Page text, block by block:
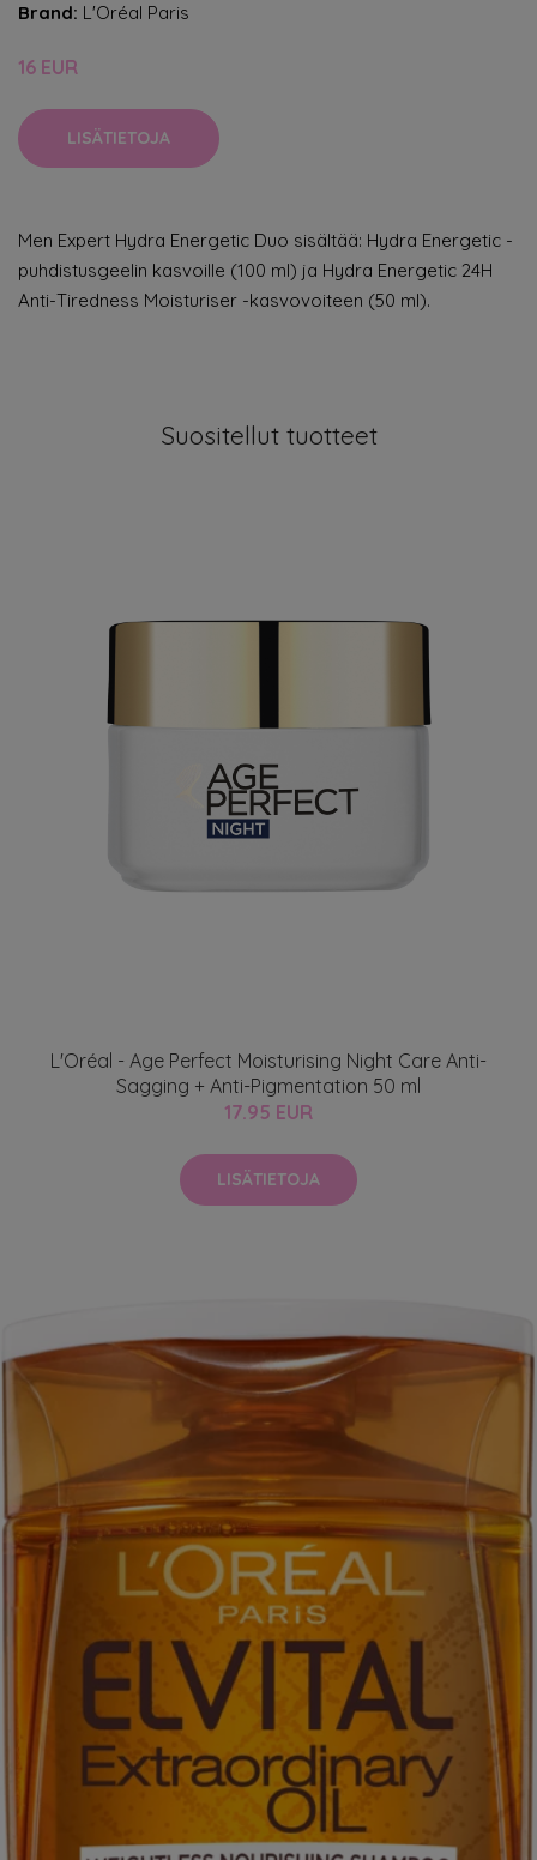
Brand: L'Oréal Paris
16 EUR
LISÄTIETOJA
Men Expert Hydra Energetic Duo sisältää: Hydra Energetic -
puhdistusgeelin kasvoille (100 ml) ja Hydra Energetic 24H
Anti-Tiredness Moisturiser -kasvovoiteen (50 ml).
Suositellut tuotteet
L'Oréal - Age Perfect Moisturising Night Care Anti-
Sagging + Anti-Pigmentation 50 ml
17.95 EUR
LISÄTIETOJA